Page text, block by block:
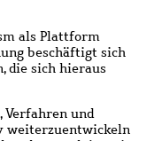
als Plattform
beschäftigt sich
die sich hieraus
Verfahren und
weiterzuentwickeln